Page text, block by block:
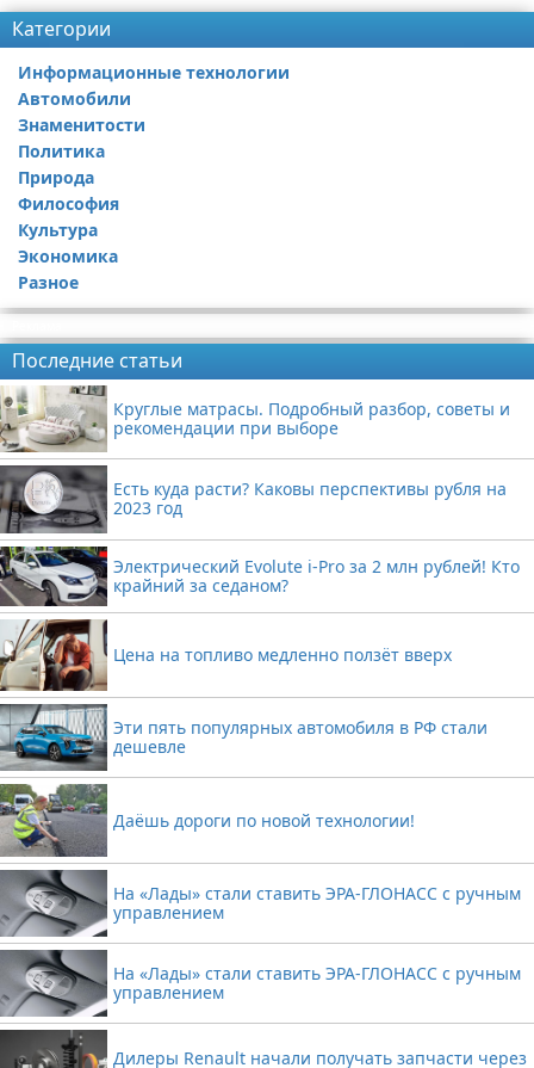
Категории
Информационные технологии
Автомобили
Знаменитости
Политика
Природа
Философия
Культура
Экономика
Разное
Последние статьи
Круглые матрасы. Подробный разбор, советы и
рекомендации при выборе
Есть куда расти? Каковы перспективы рубля на
2023 год
Электрический Evolute i-Pro за 2 млн рублей! Кто
крайний за седаном?
Цена на топливо медленно ползёт вверх
Эти пять популярных автомобиля в РФ стали
дешевле
Даёшь дороги по новой технологии!
На «Лады» стали ставить ЭРА-ГЛОНАСС с ручным
управлением
На «Лады» стали ставить ЭРА-ГЛОНАСС с ручным
управлением
Дилеры Renault начали получать запчасти через